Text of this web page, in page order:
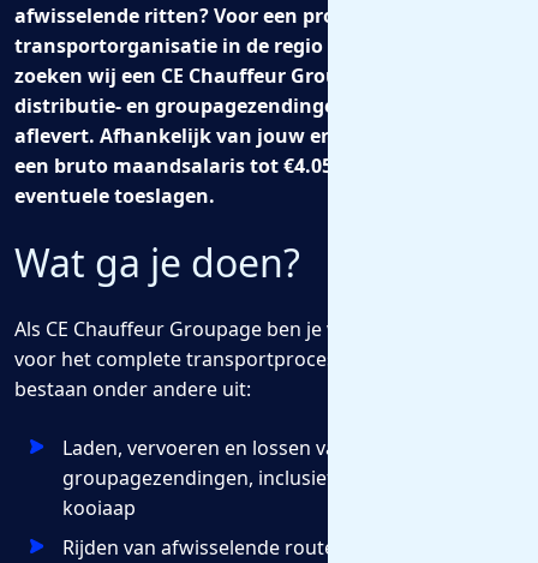
afwisselende ritten? Voor een professionele
transportorganisatie in de regio Noord-Holland
zoeken wij een CE Chauffeur Groupage die
distributie- en groupagezendingen veilig en op tijd
aflevert. Afhankelijk van jouw ervaring verdien je
een bruto maandsalaris tot €4.050,-, exclusief
eventuele toeslagen.
Wat ga je doen?
Als CE Chauffeur Groupage ben je verantwoordelijk
voor het complete transportproces. Je werkzaamheden
bestaan onder andere uit:
Laden, vervoeren en lossen van uiteenlopende
groupagezendingen, inclusief het lossen met een
kooiaap
Rijden van afwisselende routes naar verschillende